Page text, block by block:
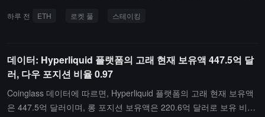
t Pool에 스테이킹했습니다.이 거대한 고래는 3년 동안 잠들어 있다
실을 보게 됩니다. 자산은 매수 당시보다 30% 감소했습니다.
하루 전 ETH 로켓 풀 스테이킹
데이터: Hyperliquid 플랫폼의 고래 현재 보유액 447.5억 달
러, 다우 포지션 비율 0.97
Coinglass 데이터에 따르면, Hyperliquid 플랫폼의 고래 현재 보유액
은 447.5억 달러이며, 롱 포지션 보유액은 220.6억 달러로 보유 비율